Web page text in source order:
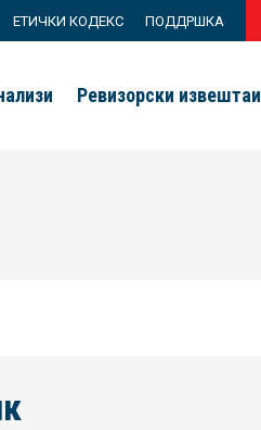
ЕТИЧКИ КОДЕКС ПОДДРШКА
Ревизорски извештаи